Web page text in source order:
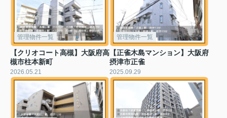
管理物件一覧
【クリオコート高槻】大阪府高
槻市柱本新町
2026.05.21
管理物件一覧
【正雀木島マンション】大阪府
摂津市正雀
2025.09.29